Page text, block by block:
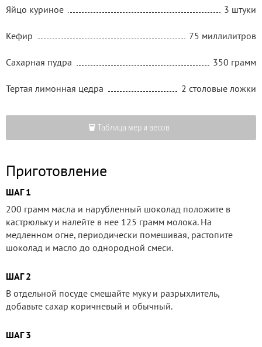
Яйцо куриное 3 штуки
Кефир 75 миллилитров
Сахарная пудра 350 грамм
Тертая лимонная цедра 2 столовые ложки
Таблица мер и весов
Приготовление
ШАГ 1
200 грамм масла и нарубленный шоколад положите в
кастрюльку и налейте в нее 125 грамм молока. На
медленном огне, периодически помешивая, растопите
шоколад и масло до однородной смеси.
ШАГ 2
В отдельной посуде смешайте муку и разрыхлитель,
добавьте сахар коричневый и обычный.
ШАГ 3